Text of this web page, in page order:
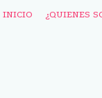
INICIO ¿QUIENES